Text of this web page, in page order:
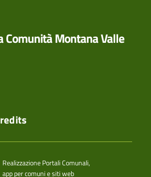
Montana Valle
Realizzazione Portali Comunali,
app per comuni e siti web